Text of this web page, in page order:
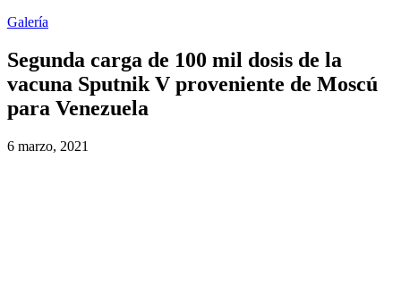
Galería
Segunda carga de 100 mil dosis de la
vacuna Sputnik V proveniente de Moscú
para Venezuela
6 marzo, 2021